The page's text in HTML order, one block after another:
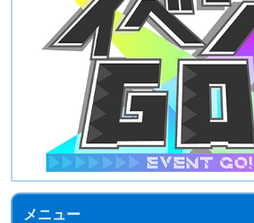
メニュー